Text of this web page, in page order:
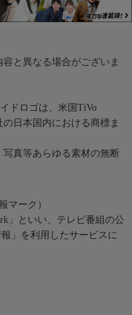
と異なる場合がございま
ドロゴは、米国TiVo
日本国内における商標ま
真等あらゆる素材の無断
マーク）
」といい、テレビ番組の公
」を利用したサービスに